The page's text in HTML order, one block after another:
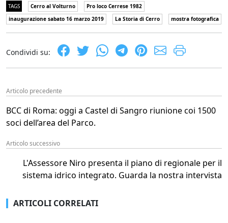
TAGS Cerro al Volturno
Pro loco Cerrese 1982
inaugurazione sabato 16 marzo 2019
La Storia di Cerro mostra fotografica
Condividi su:
Articolo precedente
BCC di Roma: oggi a Castel di Sangro riunione coi 1500
soci dell’area del Parco.
Articolo successivo
L'Assessore Niro presenta il piano di regionale per il
sistema idrico integrato. Guarda la nostra intervista
ARTICOLI CORRELATI